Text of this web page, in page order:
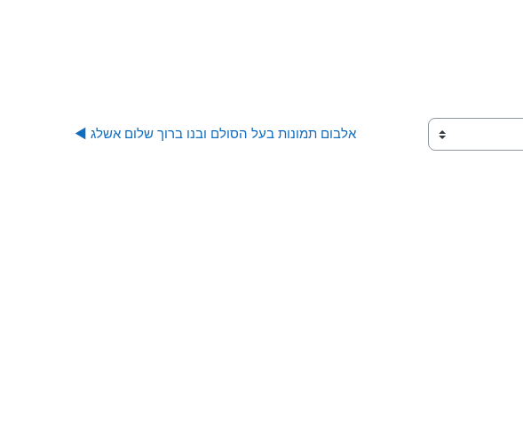
אלבום תמונות בעל הסולם ובנו ברוך שלום אשלג ◀︎